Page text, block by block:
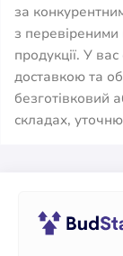
за
з
продукції. У
доставкою та
безготівковий
складах,